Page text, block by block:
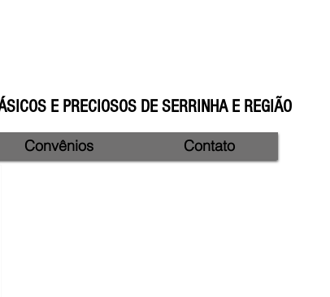
E PRECIOSOS DE SERRINHA E REGIÃO
Convênios Contato